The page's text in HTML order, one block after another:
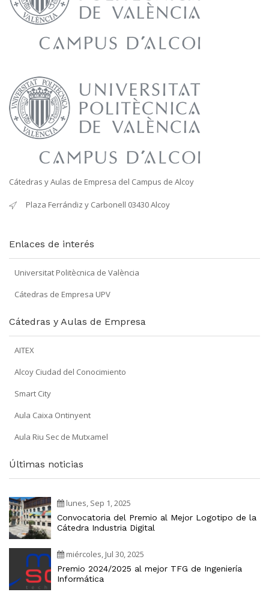
Cátedras y Aulas de Empresa del Campus de Alcoy
Plaza Ferrándiz y Carbonell 03430 Alcoy
Enlaces de interés
Universitat Politècnica de València
Cátedras de Empresa UPV
Cátedras y Aulas de Empresa
AITEX
Alcoy Ciudad del Conocimiento
Smart City
Aula Caixa Ontinyent
Aula Riu Sec de Mutxamel
Últimas noticias
lunes, Sep 1, 2025
Convocatoria del Premio al Mejor Logotipo de la
Cátedra Industria Digital
miércoles, Jul 30, 2025
Premio 2024/2025 al mejor TFG de Ingeniería
Informática